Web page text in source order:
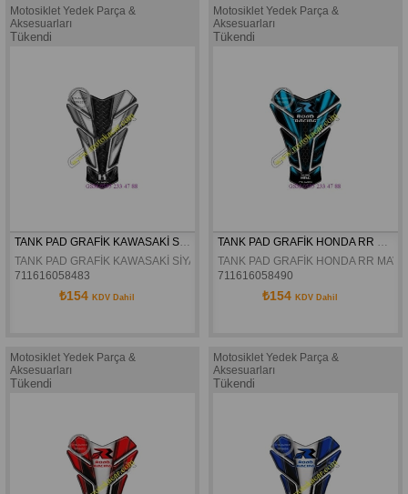
Motosiklet Yedek Parça &
Aksesuarları
Tükendi
TANK PAD GRAFİK KAWASAKİ SİYAH GRİ TPK637
TANK PAD GRAFİK KAWASAKİ SİYAH GRİ TPK637
711616058483
₺154 KDV Dahil
Motosiklet Yedek Parça &
Aksesuarları
Tükendi
TANK PAD GRAFİK HONDA RR MAVİ SİYAH TPH402
TANK PAD GRAFİK HONDA RR MAVİ
711616058490
₺154 KDV Dahil
Motosiklet Yedek Parça &
Aksesuarları
Tükendi
Motosiklet Yedek Parça &
Aksesuarları
Tükendi